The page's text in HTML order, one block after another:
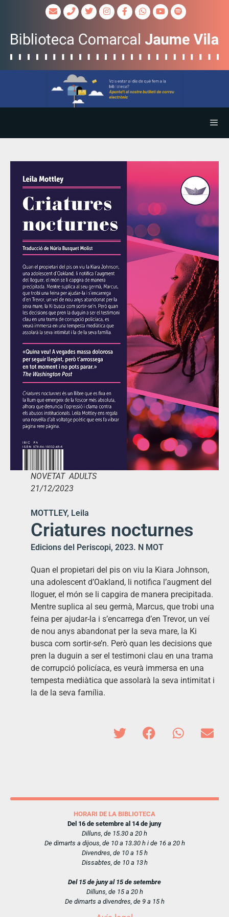
NOVETAT ADULTS
21/12/2023
MOTTLEY, Leila
Criatures nocturnes
Edicions del Periscopi, 2023. N MOT
Quan el propietari del pis on viu la Kiara Johnson,
una adolescent d’Oakland, li notifica l’augment del
lloguer, el món se li capgira de manera precipitada.
Mentre suplica al seu germà, Marcus, que trobi una
feina per ajudar-la i s’encarrega d’en Trevor, un veí
de nou anys abandonat per la seva mare, la Ki
busca com sortir-se’n. Però quan les decisions que
pren la duguin a ser el testimoni clau en una trama
de corrupció policíaca, es veurà immersa en una
tempesta mediàtica que assolarà la seva intimitat i
la de la seva família.
HORARI DE LA BIBLIOTECA
Del 16 de setembre al 14 de juny
Dilluns, de 15.30 a 20 h
De dimarts a dijous, de 10 a 13.30 h i de 16 a 20 h
Divendres, de 10 a 15 h
Dissabtes, de 10 a 13 h
Del 15 de juny al 15 de setembre
Dilluns, de 15 a 20 h
De dimarts a divendres, de 9 a 15 h